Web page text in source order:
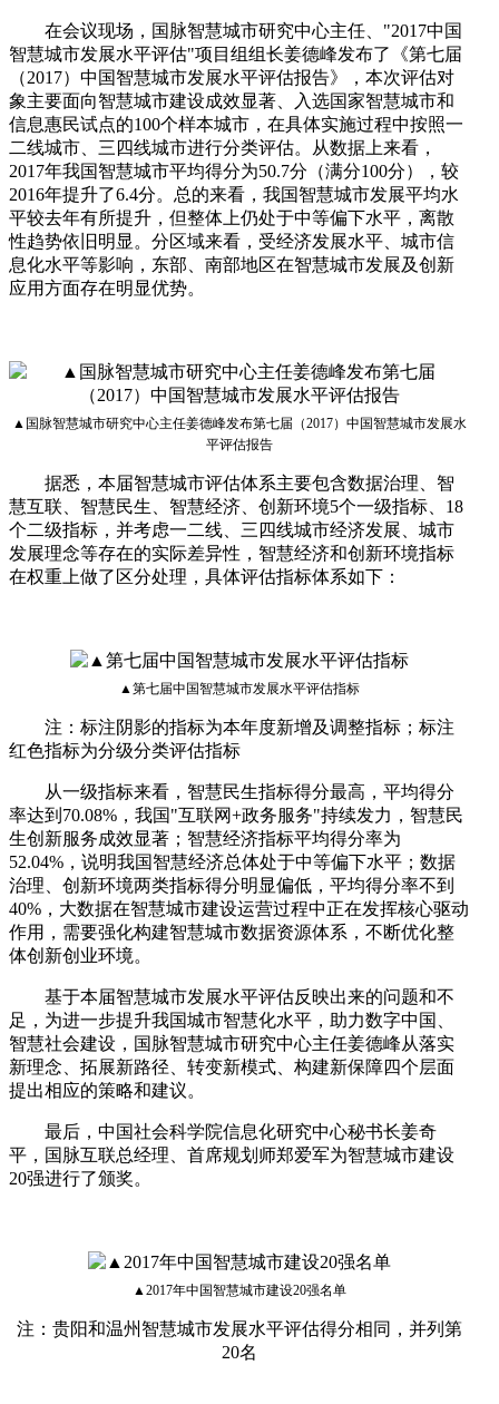
在会议现场，国脉智慧城市研究中心主任、"2017中国
智慧城市发展水平评估"项目组组长姜德峰发布了《第七届
（2017）中国智慧城市发展水平评估报告》，本次评估对
象主要面向智慧城市建设成效显著、入选国家智慧城市和
信息惠民试点的100个样本城市，在具体实施过程中按照一
二线城市、三四线城市进行分类评估。从数据上来看，
2017年我国智慧城市平均得分为50.7分（满分100分），较
2016年提升了6.4分。总的来看，我国智慧城市发展平均水
平较去年有所提升，但整体上仍处于中等偏下水平，离散
性趋势依旧明显。分区域来看，受经济发展水平、城市信
息化水平等影响，东部、南部地区在智慧城市发展及创新
应用方面存在明显优势。
▲国脉智慧城市研究中心主任姜德峰发布第七届（2017）中国智慧城市发展水
平评估报告
据悉，本届智慧城市评估体系主要包含数据治理、智
慧互联、智慧民生、智慧经济、创新环境5个一级指标、18
个二级指标，并考虑一二线、三四线城市经济发展、城市
发展理念等存在的实际差异性，智慧经济和创新环境指标
在权重上做了区分处理，具体评估指标体系如下：
▲第七届中国智慧城市发展水平评估指标
注：标注阴影的指标为本年度新增及调整指标；标注
红色指标为分级分类评估指标
从一级指标来看，智慧民生指标得分最高，平均得分
率达到70.08%，我国"互联网+政务服务"持续发力，智慧民
生创新服务成效显著；智慧经济指标平均得分率为
52.04%，说明我国智慧经济总体处于中等偏下水平；数据
治理、创新环境两类指标得分明显偏低，平均得分率不到
40%，大数据在智慧城市建设运营过程中正在发挥核心驱动
作用，需要强化构建智慧城市数据资源体系，不断优化整
体创新创业环境。
基于本届智慧城市发展水平评估反映出来的问题和不
足，为进一步提升我国城市智慧化水平，助力数字中国、
智慧社会建设，国脉智慧城市研究中心主任姜德峰从落实
新理念、拓展新路径、转变新模式、构建新保障四个层面
提出相应的策略和建议。
最后，中国社会科学院信息化研究中心秘书长姜奇
平，国脉互联总经理、首席规划师郑爱军为智慧城市建设
20强进行了颁奖。
▲2017年中国智慧城市建设20强名单
注：贵阳和温州智慧城市发展水平评估得分相同，并列第
20名